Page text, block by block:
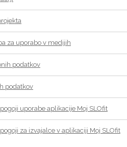
za uporabo v medijih
podatkov
podatkov
uporabe aplikacije Moj SLOfit
za izvajalce v aplikaciji Moj SLOfit